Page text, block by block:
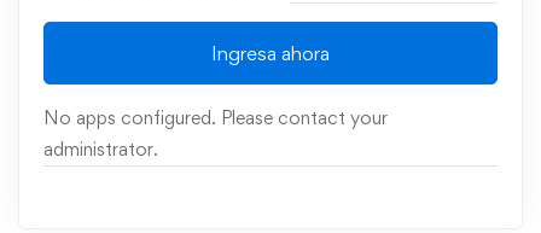
Ingresa ahora
No apps configured. Please contact your
administrator.